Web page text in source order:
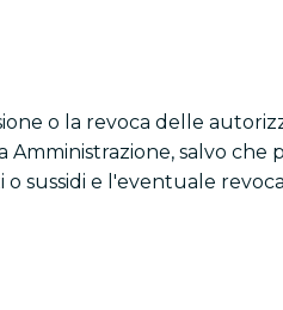
o la revoca delle
Amministrazione, salvo
sussidi e l'eventuale